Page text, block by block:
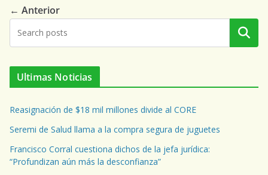
← Anterior
Buscar
Ultimas Noticias
Reasignación de $18 mil millones divide al CORE
Seremi de Salud llama a la compra segura de juguetes
Francisco Corral cuestiona dichos de la jefa jurídica:
“Profundizan aún más la desconfianza”